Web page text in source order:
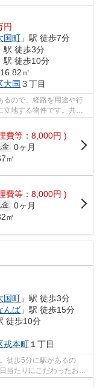
円
国町 」駅 徒歩7分
駅 徒歩3分
駅 徒歩10分
㎡
大国 ３丁目
るので、経路を用途や行
立地する物件です。共用
費等：8,000円 )
金 0ヶ月
㎡
費等：8,000円 )
金 0ヶ月
㎡
国町 」駅 徒歩3分
んば」駅 徒歩15分
徒歩10分
戎本町 １丁目
徒歩5分に駅があるの
当たりにこだわったお部